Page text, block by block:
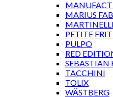
MARIUS
PETITE
PULPO
RED
SEBASTIAN
TACCHINI
TOLIX
WÄSTBERG